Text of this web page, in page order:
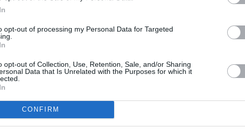
opt-out of processing my Personal Data for Targeted
opt-out of Collection, Use, Retention, Sale, and/or Sharing
Data that Is Unrelated with the Purposes for which it
CONFIRM
Pick
regionů
• CNC operátor• mzda 48.400 Kč • náborový bonus
Antik
TV
20:15